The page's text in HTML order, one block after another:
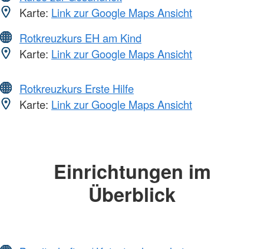
Karte: Link zur Google Maps Ansicht
Rotkreuzkurs EH am Kind
Karte: Link zur Google Maps Ansicht
Rotkreuzkurs Erste Hilfe
Karte: Link zur Google Maps Ansicht
Einrichtungen im
Überblick